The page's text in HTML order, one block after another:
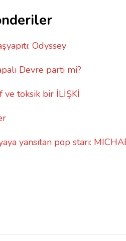
Odyssey
Devre parti mi?
ve toksik bir İLİŞKİ
yansıtan pop starı: